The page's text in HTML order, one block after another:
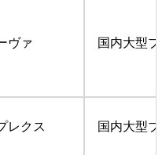
ヴァ 国内大型
レクス 国内大型